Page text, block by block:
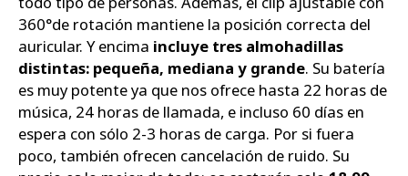
360°de rotación mantiene la posición correcta del
auricular. Y encima incluye tres almohadillas
distintas: pequeña, mediana y grande. Su batería
es muy potente ya que nos ofrece hasta 22 horas de
música, 24 horas de llamada, e incluso 60 días en
espera con sólo 2-3 horas de carga. Por si fuera
poco, también ofrecen cancelación de ruido. Su